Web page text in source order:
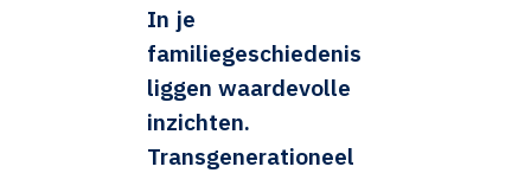
In je
familiegeschiedenis
liggen waardevolle
inzichten.
Transgenerationeel